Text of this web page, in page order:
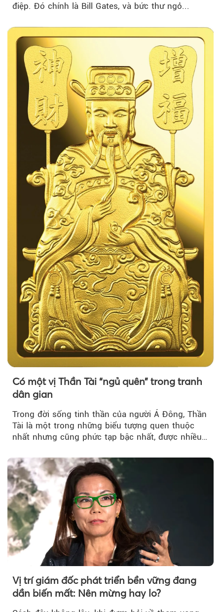
điệp. Đó chính là Bill Gates, và bức thư ngỏ...
Có một vị Thần Tài “ngủ quên” trong tranh
dân gian
Trong đời sống tinh thần của người Á Đông, Thần
Tài là một trong những biểu tượng quen thuộc
nhất nhưng cũng phức tạp bậc nhất, được nhiều
Vị trí giám đốc phát triển bền vững đang
dần biến mất: Nên mừng hay lo?